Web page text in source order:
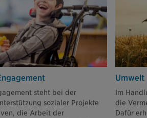
steht bei der
sozialer Projekte
die Arbeit der
Umwelt
Im
die
Dafür